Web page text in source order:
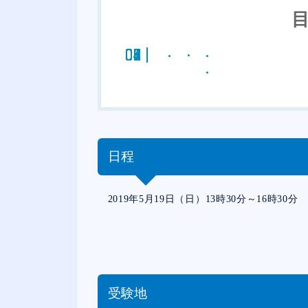
日程
2019年5月19日（日）13時30分～16時30分
受験地